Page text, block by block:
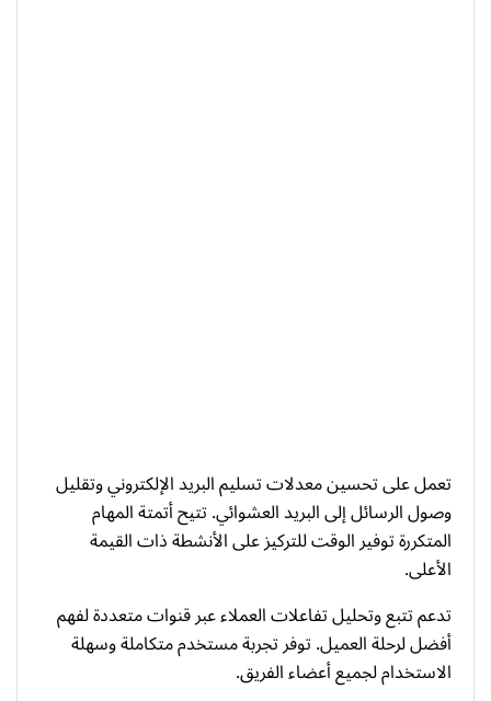
تعمل على تحسين معدلات تسليم البريد الإلكتروني وتقليل
وصول الرسائل إلى البريد العشوائي. تتيح أتمتة المهام
المتكررة توفير الوقت للتركيز على الأنشطة ذات القيمة
الأعلى.
تدعم تتبع وتحليل تفاعلات العملاء عبر قنوات متعددة لفهم
أفضل لرحلة العميل. توفر تجربة مستخدم متكاملة وسهلة
الاستخدام لجميع أعضاء الفريق.